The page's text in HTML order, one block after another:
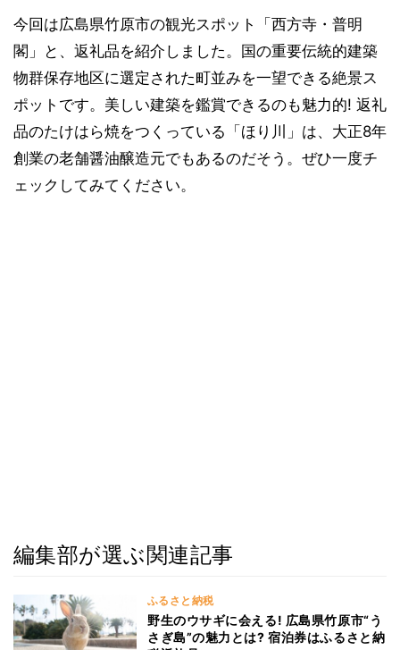
今回は広島県竹原市の観光スポット「西方寺・普明
閣」と、返礼品を紹介しました。国の重要伝統的建築
物群保存地区に選定された町並みを一望できる絶景ス
ポットです。美しい建築を鑑賞できるのも魅力的! 返礼
品のたけはら焼をつくっている「ほり川」は、大正8年
創業の老舗醤油醸造元でもあるのだそう。ぜひ一度チ
ェックしてみてください。
編集部が選ぶ関連記事
ふるさと納税
野生のウサギに会える! 広島県竹原市“う
さぎ島”の魅力とは? 宿泊券はふるさと納